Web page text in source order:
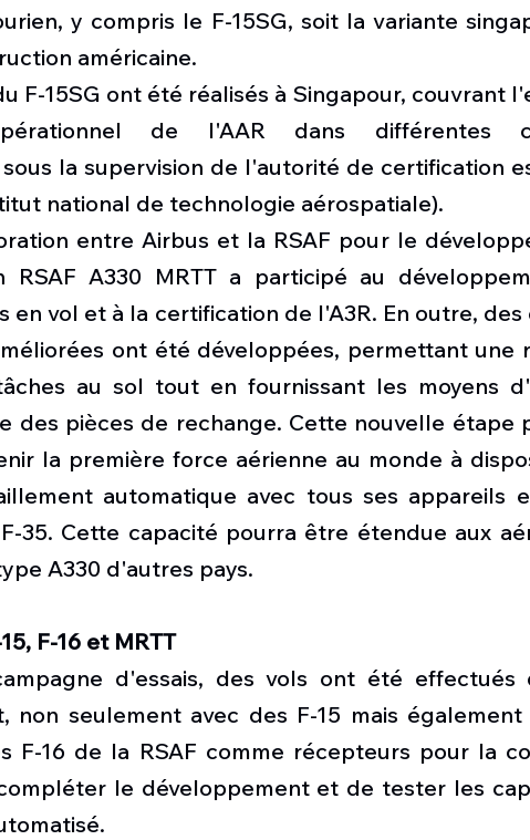
y compris le F-15SG, soit la variante
américaine.
F-15SG ont été réalisés à Singapour, couvrant
de l'AAR dans différentes
la supervision de l'autorité de certification
national de technologie aérospatiale).
entre Airbus et la RSAF pour le
RSAF A330 MRTT a participé au
en vol et à la certification de l'A3R. En outre, des
ont été développées, permettant une
au sol tout en fournissant les moyens
des pièces de rechange. Cette nouvelle étape
la première force aérienne au monde à
automatique avec tous ses appareils
35. Cette capacité pourra être étendue aux
A330 d'autres pays.
F-16 et MRTT
d'essais, des vols ont été effectués
non seulement avec des F-15 mais également
F-16 de la RSAF comme récepteurs pour la
le développement et de tester les